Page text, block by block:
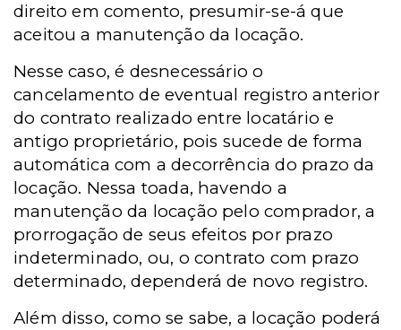
direito em comento, presumir-se-á que
aceitou a manutenção da locação.
Nesse caso, é desnecessário o
cancelamento de eventual registro anterior
do contrato realizado entre locatário e
antigo proprietário, pois sucede de forma
automática com a decorrência do prazo da
locação. Nessa toada, havendo a
manutenção da locação pelo comprador, a
prorrogação de seus efeitos por prazo
indeterminado, ou, o contrato com prazo
determinado, dependerá de novo registro.
Além disso, como se sabe, a locação poderá